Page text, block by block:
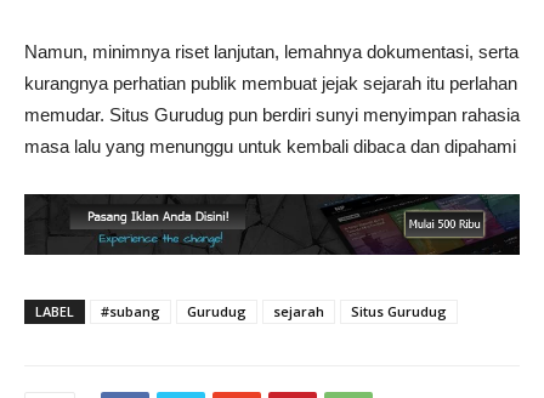
Namun, minimnya riset lanjutan, lemahnya dokumentasi, serta
kurangnya perhatian publik membuat jejak sejarah itu perlahan
memudar. Situs Gurudug pun berdiri sunyi menyimpan rahasia
masa lalu yang menunggu untuk kembali dibaca dan dipahami
LABEL #subang Gurudug sejarah Situs Gurudug